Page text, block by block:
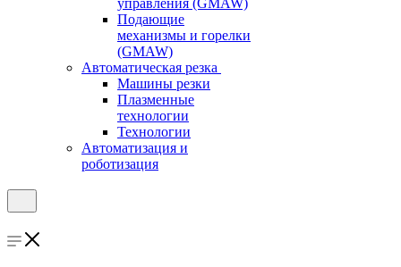
управления (GMAW)
Подающие
механизмы и горелки
(GMAW)
Автоматическая резка
Машины резки
Плазменные
технологии
Технологии
Автоматизация и
роботизация